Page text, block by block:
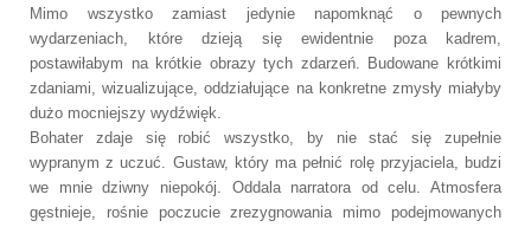
Mimo wszystko zamiast jedynie napomknąć o pewnych
wydarzeniach, które dzieją się ewidentnie poza kadrem,
postawiłabym na krótkie obrazy tych zdarzeń. Budowane krótkimi
zdaniami, wizualizujące, oddziałujące na konkretne zmysły miałyby
dużo mocniejszy wydźwięk.
Bohater zdaje się robić wszystko, by nie stać się zupełnie
wypranym z uczuć. Gustaw, który ma pełnić rolę przyjaciela, budzi
we mnie dziwny niepokój. Oddala narratora od celu. Atmosfera
gęstnieje, rośnie poczucie zrezygnowania mimo podejmowanych